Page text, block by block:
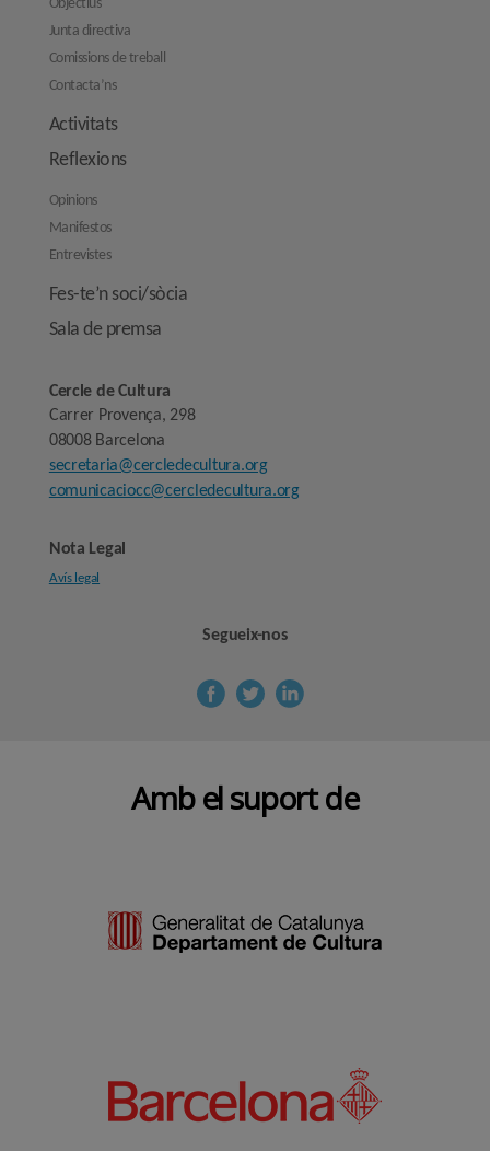
Objectius
Junta directiva
Comissions de treball
Contacta’ns
Activitats
Reflexions
Opinions
Manifestos
Entrevistes
Fes-te’n soci/sòcia
Sala de premsa
Cercle de Cultura
Carrer Provença, 298
08008 Barcelona
secretaria@cercledecultura.org
comunicaciocc@cercledecultura.org
Nota Legal
Avís legal
Segueix-nos
Amb el suport de